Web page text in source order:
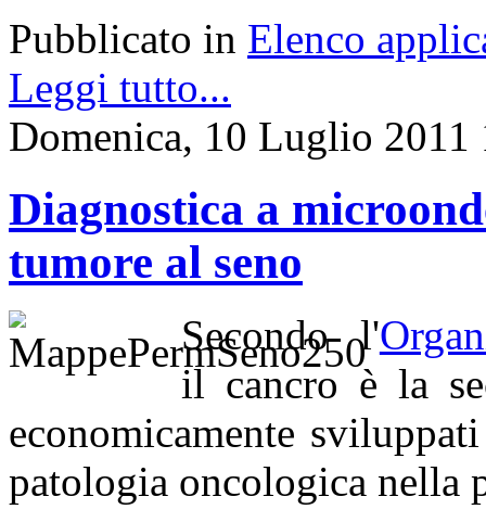
Pubblicato in Elenco
Leggi tutto...
Domenica, 10 Luglio 2011
Diagnostica a
tumore al seno
Secondo l'
il cancro è la
economicamente
patologia oncologica nella